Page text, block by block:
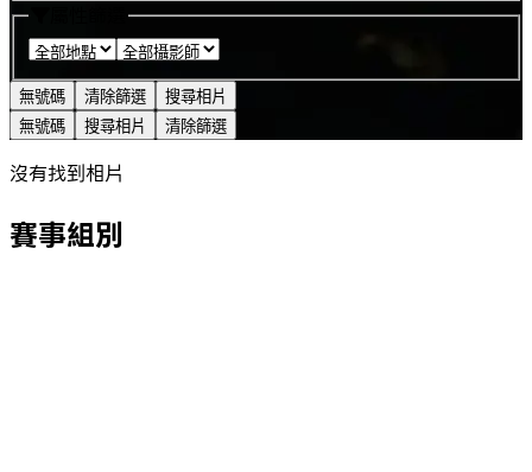
無號碼 清除篩選
搜尋相片
無號碼
搜尋相片 清除篩選
沒有找到相片
賽事組別